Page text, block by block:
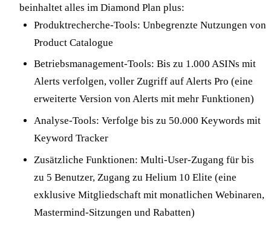
beinhaltet alles im Diamond Plan plus:
Produktrecherche-Tools: Unbegrenzte Nutzungen von
Product Catalogue
Betriebsmanagement-Tools: Bis zu 1.000 ASINs mit
Alerts verfolgen, voller Zugriff auf Alerts Pro (eine
erweiterte Version von Alerts mit mehr Funktionen)
Analyse-Tools: Verfolge bis zu 50.000 Keywords mit
Keyword Tracker
Zusätzliche Funktionen: Multi-User-Zugang für bis
zu 5 Benutzer, Zugang zu Helium 10 Elite (eine
exklusive Mitgliedschaft mit monatlichen Webinaren,
Mastermind-Sitzungen und Rabatten)